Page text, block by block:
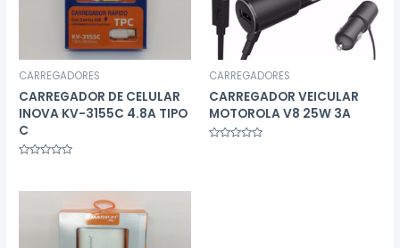
CARREGADORES
CARREGADOR DE CELULAR
INOVA KV-3155C 4.8A TIPO
C
5
CARREGADORES
CARREGADOR VEICULAR
MOTOROLA V8 25W 3A